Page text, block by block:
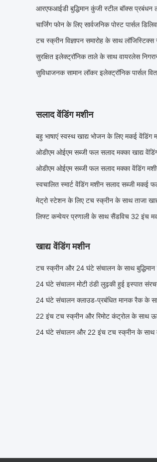
आरएफआईडी बुद्धिमान कुंजी स्टील बॉक्स प्रबंधन
चार्जिंग फोन के लिए सार्वजनिक पोस्ट पार्सल
टच स्क्रीन विज्ञापन समारोह के साथ
सुरक्षित इलेक्ट्रॉनिक ताले के साथ वायरलेस
सुविधाजनक सामान लॉकर इलेक्ट्रॉनिक पार्सल
सलाद वेंडिंग मशीन
बहु भाषाएं स्वस्थ खाद्य भोजन के लिए मकई
ओडीएम ओईएम सब्जी फल सलाद मक्का खाद्य
ओडीएम ओईएम सब्जी फल सलाद मक्का वेंडिंग
स्वचालित स्मार्ट वेंडिंग मशीन सलाद सब्जी
मेट्रो स्टेशन के लिए टच स्क्रीन के साथ ताजा
लिफ्ट कन्वेयर प्रणाली के साथ सैंडविच 32 इंच
खाद्य वेंडिंग मशीन
टच स्क्रीन और 24 घंटे संचालन के साथ बुद्धिमान
24 घंटे संचालन मोटी ठंडी लुढ़की हुई इस्पात
24 घंटे संचालन क्लाउड-प्रबंधित मानक रैक के
22 इंच टच स्क्रीन और रिमोट कंट्रोल के साथ
24 घंटे संचालन और 22 इंच टच स्क्रीन के साथ